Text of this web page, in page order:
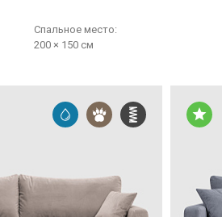
Cпальное место:
200 × 150 см